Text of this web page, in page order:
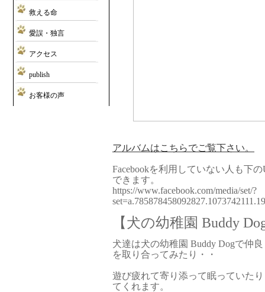
救える命
愛誤・独言
アクセス
publish
お客様の声
アルバムはこちらでご覧下さい。
Facebookを利用していない人も下
できます。
https://www.facebook.com/media/set/?
【犬の幼稚園 Buddy
犬達は犬の幼稚園 Buddy Dogで仲
を取り合ってみたり・・
遊び疲れて寄り添って眠っていた
てくれます。